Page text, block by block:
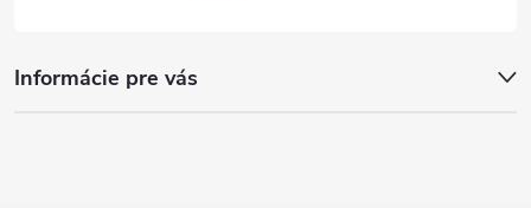
Informácie pre vás